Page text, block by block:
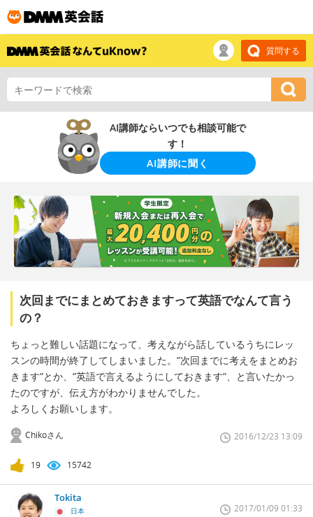
質問する
AI講師ならいつでも相談可能で
す！
AI講師に聞く
次回までにまとめておきますって英語でなんて言う
の？
ちょっと難しい話題になって、考えながら話しているうちにレッ
スンの時間が終了してしまいました。”次回までに考えをまとめお
きます”とか、”英語で言えるようにしておきます”、と言いたかっ
たのですが、伝え方がわかりませんでした。
よろしくお願いします。
Chikoさん 2016/12/23 13:09
19 15742
Tokita
日本 2017/01/09 01:33